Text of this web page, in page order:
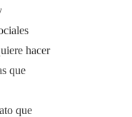
hacer
que
que